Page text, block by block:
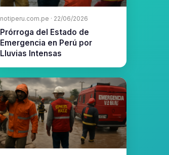
notiperu.com.pe · 22/06/2026
Prórroga del Estado de
Emergencia en Perú por
Lluvias Intensas